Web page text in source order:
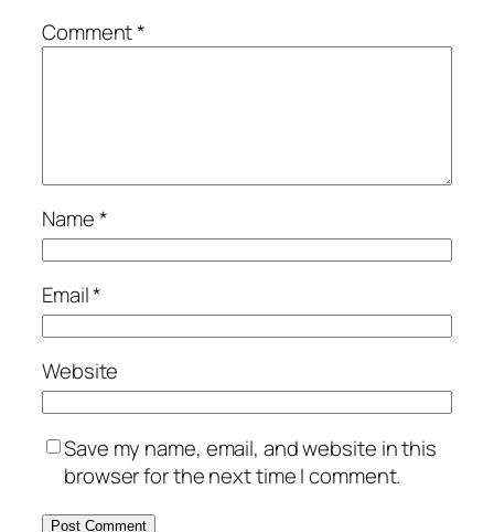
Comment*
Name*
Email*
Website
Save my name, email, and website in this
browser for the next time I comment.